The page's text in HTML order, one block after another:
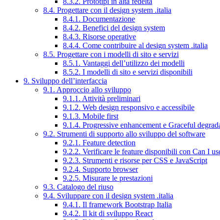
8.4. Progettare con il design system .italia
8.4.1. Documentazione
8.4.2. Benefici del design system
8.4.3. Risorse operative
8.4.4. Come contribuire al design system .italia
8.5. Progettare con i modelli di sito e servizi
8.5.1. Vantaggi dell’utilizzo dei modelli
8.5.2. I modelli di sito e servizi disponibili
9. Sviluppo dell’interfaccia
9.1. Approccio allo sviluppo
9.1.1. Attività preliminari
9.1.2. Web design responsivo e accessibile
9.1.3. Mobile first
9.1.4. Progressive enhancement e Graceful
9.2. Strumenti di supporto allo sviluppo del software
9.2.1. Feature detection
9.2.2. Verificare le feature disponibili con Can I
9.2.3. Strumenti e risorse per CSS e JavaScript
9.2.4. Supporto browser
9.2.5. Misurare le prestazioni
9.3. Catalogo del riuso
9.4. Sviluppare con il design system .italia
9.4.1. Il framework Bootstrap Italia
9.4.2. Il kit di sviluppo React